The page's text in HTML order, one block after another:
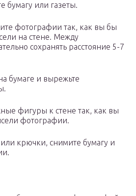
бумагу или газеты.
фотографии так, как вы бы
на стене. Между
сохранять расстояние 5-7
бумаге и вырежьте
фигуры к стене так, как вы
фотографии.
крючки, снимите бумагу и